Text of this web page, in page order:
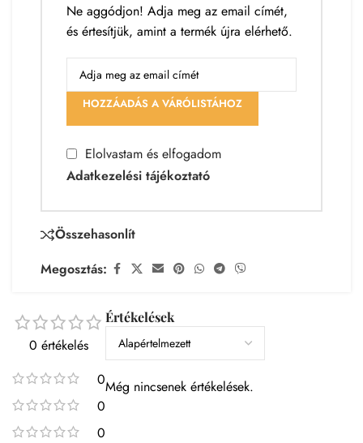
Ne aggódjon! Adja meg az email címét,
és értesítjük, amint a termék újra elérhető.
HOZZÁADÁS A VÁRÓLISTÁHOZ
Elolvastam és elfogadom
Adatkezelési tájékoztató
Összehasonlít
Megosztás:
0 értékelés
0
0
0
Értékelések
Még nincsenek értékelések.